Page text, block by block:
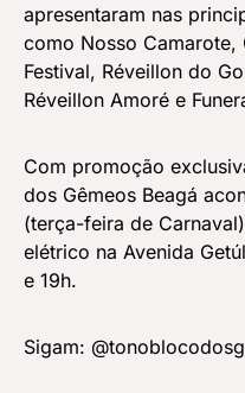
apresentaram nas
como Nosso Camarote,
Festival, Réveillon do
Réveillon Amoré e
Com promoção
dos Gêmeos Beagá
(terça-feira de
elétrico na Avenida
e 19h.
Sigam: